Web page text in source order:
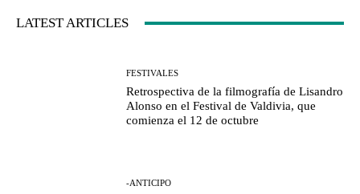
LATEST ARTICLES
FESTIVALES
Retrospectiva de la filmografía de Lisandro
Alonso en el Festival de Valdivia, que
comienza el 12 de octubre
-ANTICIPO